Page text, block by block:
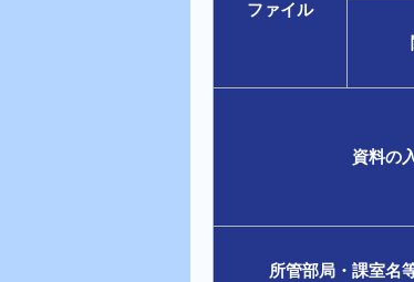
ファイル
資料の
所管部局・課室名